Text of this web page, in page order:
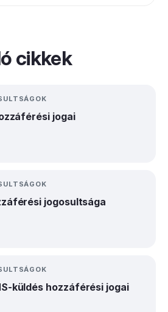
cikkek
jogai
jogosultsága
küldés hozzáférési jogai